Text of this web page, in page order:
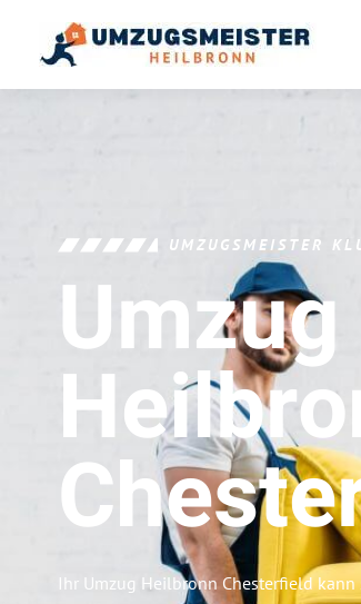
UMZUGSMEISTER
Umzug
Ihr Umzug Heilbronn Chesterfield